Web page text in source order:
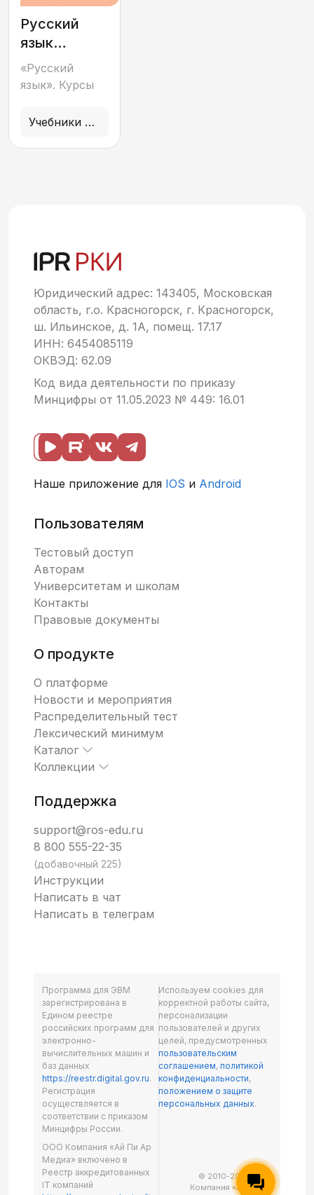
Русский
язык
сегодня:
базовый
(А2)
«Русский
язык». Курсы
Учебники и учебные пособия
Юридический адрес: 143405, Московская
область, г.о. Красногорск, г. Красногорск,
ш. Ильинское, д. 1А, помещ. 17.17
ИНН: 6454085119
ОКВЭД: 62.09
Код вида деятельности по приказу
Минцифры от 11.05.2023 № 449: 16.01
Наше приложение для IOS и Android
Пользователям
Тестовый доступ
Авторам
Университетам и школам
Контакты
Правовые документы
О продукте
О платформе
Новости и мероприятия
Распределительный тест
Лексический минимум
Каталог
Коллекции
Поддержка
support@ros-edu.ru
8 800 555-22-35
(добавочный 225)
Инструкции
Написать в чат
Написать в телеграм
Программа для ЭВМ
зарегистрирована в
Едином реестре
российских программ для
электронно-
вычислительных машин и
баз данных
https://reestr.digital.gov.ru.
Регистрация
осуществляется в
соответствии с приказом
Минцифры России.
ООО Компания «Ай Пи Ар
Медиа» включено в
Реестр аккредитованных
IT компаний
Используем cookies для
корректной работы сайта,
персонализации
пользователей и других
целей, предусмотренных
пользовательским
соглашением,политикой
конфиденциальности,
положением о защите
персональных данных.
© 2010-2026 ООО
Компания «Ай Пи Ар